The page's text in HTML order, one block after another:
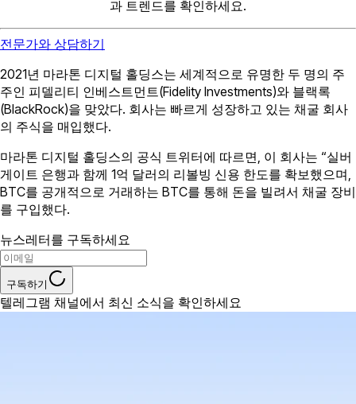
과 트렌드를 확인하세요.
전문가와 상담하기
2021년 마라톤 디지털 홀딩스는 세계적으로 유명한 두 명의 주
주인 피델리티 인베스트먼트(Fidelity Investments)와 블랙록
(BlackRock)을 맞았다. 회사는 빠르게 성장하고 있는 채굴 회사
의 주식을 매입했다.
마라톤 디지털 홀딩스의 공식 트위터에 따르면, 이 회사는 “실버
게이트 은행과 함께 1억 달러의 리볼빙 신용 한도를 확보했으며,
BTC를 공개적으로 거래하는 BTC를 통해 돈을 빌려서 채굴 장비
를 구입했다.
뉴스레터를 구독하세요
구독하기
텔레그램 채널에서 최신 소식을 확인하세요